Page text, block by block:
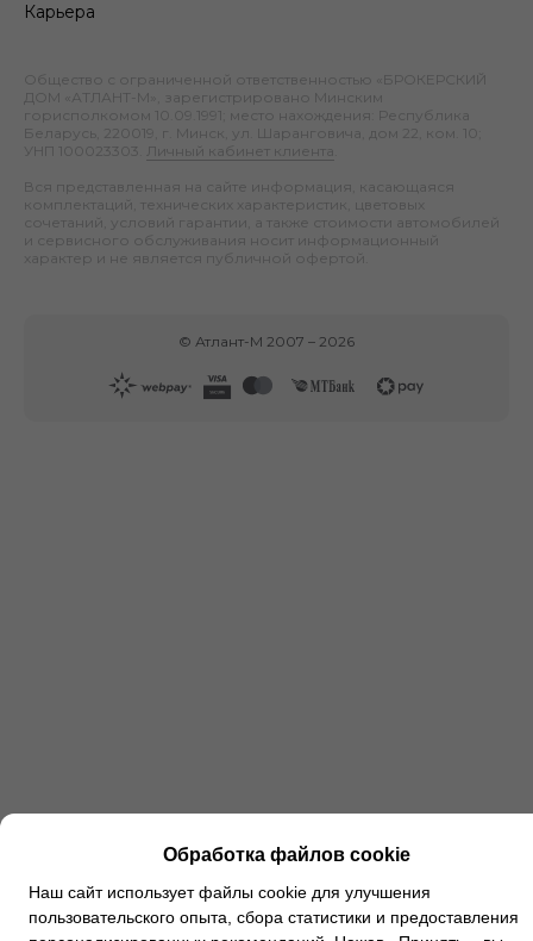
Карьера
Общество с ограниченной ответственностью «БРОКЕРСКИЙ
ДОМ «АТЛАНТ-М», зарегистрировано Минским
горисполкомом 10.09.1991; место нахождения: Республика
Беларусь, 220019, г. Минск, ул. Шаранговича, дом 22, ком. 10;
УНП 100023303.
Личный кабинет клиента
Вся представленная на сайте информация, касающаяся
комплектаций, технических характеристик, цветовых
сочетаний, условий гарантии, а также стоимости автомобилей
и сервисного обслуживания носит информационный
характер и не является публичной офертой.
© Атлант-М 2007 – 2026
Обработка файлов cookie
Наш сайт использует файлы cookie для улучшения
пользовательского опыта, сбора статистики и предоставления